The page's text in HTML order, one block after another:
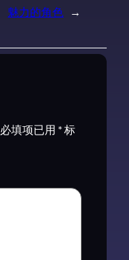
魅力的角色
→
必填项已用 *标